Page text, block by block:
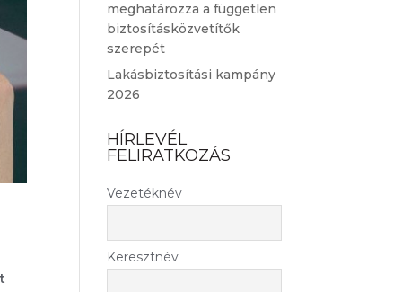
meghatározza a független
biztosításközvetítők
szerepét
Lakásbiztosítási kampány
2026
HÍRLEVÉL
FELIRATKOZÁS
Vezetéknév
Keresztnév